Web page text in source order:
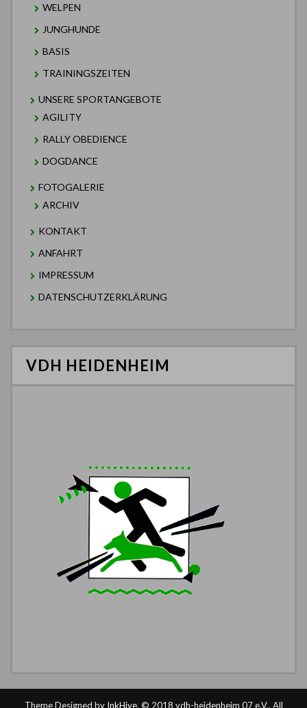
WELPEN
JUNGHUNDE
BASIS
TRAININGSZEITEN
UNSERE SPORTANGEBOTE
AGILITY
RALLY OBEDIENCE
DOGDANCE
FOTOGALERIE
ARCHIV
KONTAKT
ANFAHRT
IMPRESSUM
DATENSCHUTZERKLÄRUNG
VDH HEIDENHEIM
Theme Designed by InkHive. © 2018 vdh-heidenheim 07 e.V.. All